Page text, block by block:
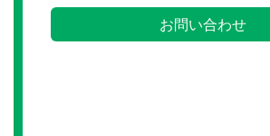
お問い合わせ